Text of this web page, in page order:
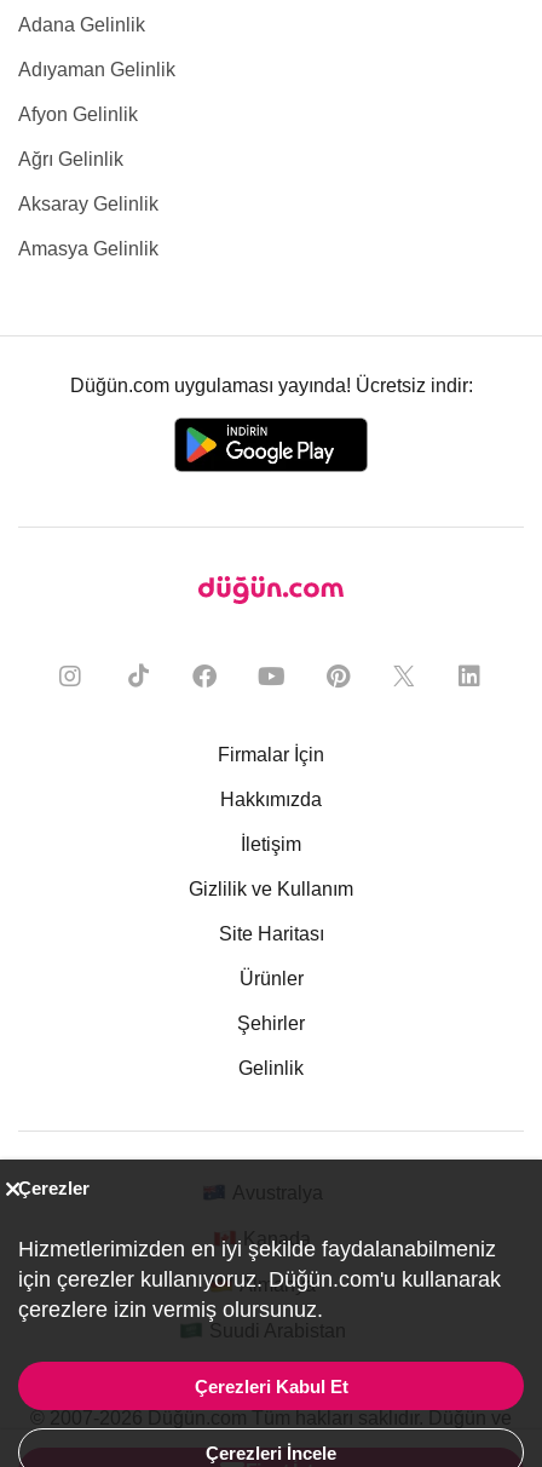
Adana Gelinlik
Adıyaman Gelinlik
Afyon Gelinlik
Ağrı Gelinlik
Aksaray Gelinlik
Amasya Gelinlik
Düğün.com uygulaması yayında! Ücretsiz indir:
Firmalar İçin
Hakkımızda
İletişim
Gizlilik ve Kullanım
Site Haritası
Ürünler
Şehirler
Gelinlik
Kanada
Almanya
Özel Etkinlik Online Planlama Sitesi.
Çerezler
Hizmetlerimizden en iyi şekilde faydalanabilmeniz
için çerezler kullanıyoruz. Düğün.com'u kullanarak
çerezlere izin vermiş olursunuz.
Çerezleri Kabul Et
Çerezleri İncele